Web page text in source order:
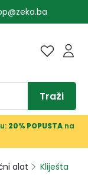
Traži
20% POPUSTAna
alat Kliješta